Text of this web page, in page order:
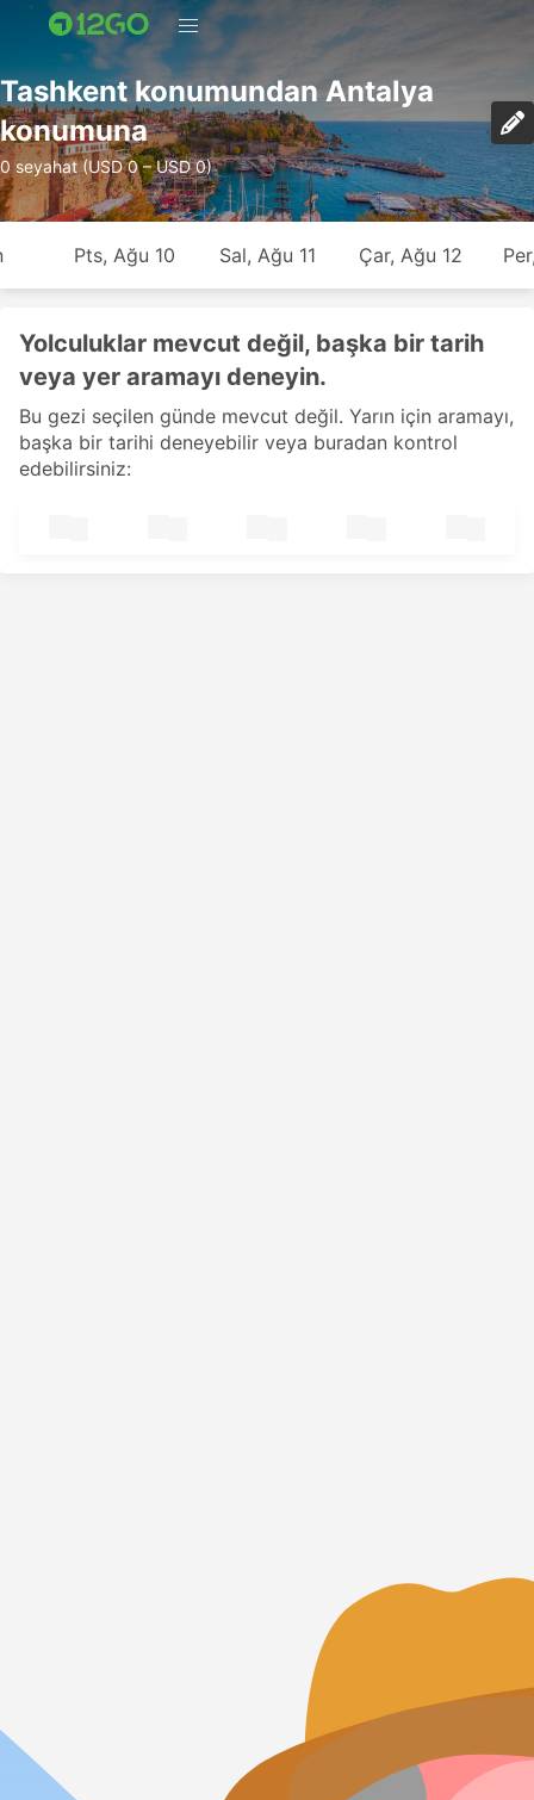
Tashkent konumundan Antalya
konumuna
0 seyahat (USD 0 – USD 0)
Pts, Ağu 10 Sal, Ağu 11 Çar, Ağu 12
Yolculuklar mevcut değil, başka bir tarih
veya yer aramayı deneyin.
Bu gezi seçilen günde mevcut değil. Yarın için aramayı,
başka bir tarihi deneyebilir veya buradan kontrol
edebilirsiniz: